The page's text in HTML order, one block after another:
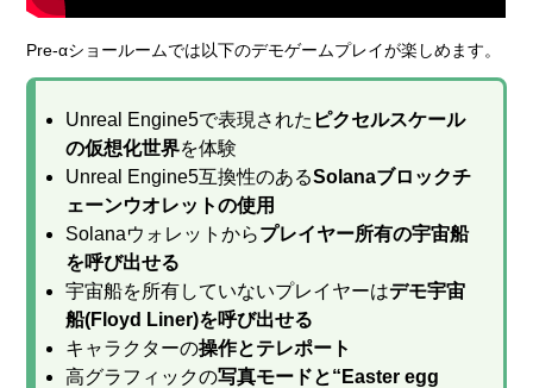
Pre-αショールームでは以下のデモゲームプレイが楽しめます。
Unreal Engine5で表現された ピクセルスケール
の仮想化世界を体験
Unreal Engine5互換性のあるSolanaブロックチ
ェーンウオレットの使用
Solanaウォレットからプレイヤー所有の宇宙船
を呼び出せる
宇宙船を所有していないプレイヤーはデモ宇宙
船(Floyd Liner)を呼び出せる
キャラクターの操作とテレポート
高グラフィックの写真モードと“Easter egg